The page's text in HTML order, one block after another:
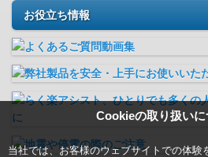
Cookieの取り扱いに
当社では、お客様のウェブサイトでの体験
お役立ち情報